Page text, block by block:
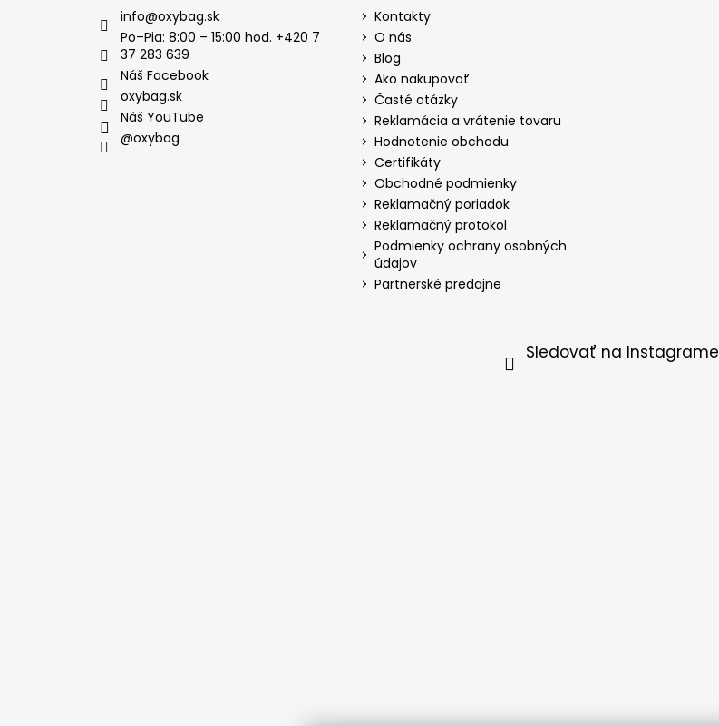
info@oxybag.sk
Po–Pia: 8:00 – 15:00 hod. +420 7
37 283 639
Náš Facebook
oxybag.sk
Náš YouTube
@oxybag
Kontakty
O nás
Blog
Ako nakupovať
Časté otázky
Reklamácia a vrátenie tovaru
Hodnotenie obchodu
Certifikáty
Obchodné podmienky
Reklamačný poriadok
Reklamačný protokol
Podmienky ochrany osobných
údajov
Partnerské predajne
Sledovať na Instagrame